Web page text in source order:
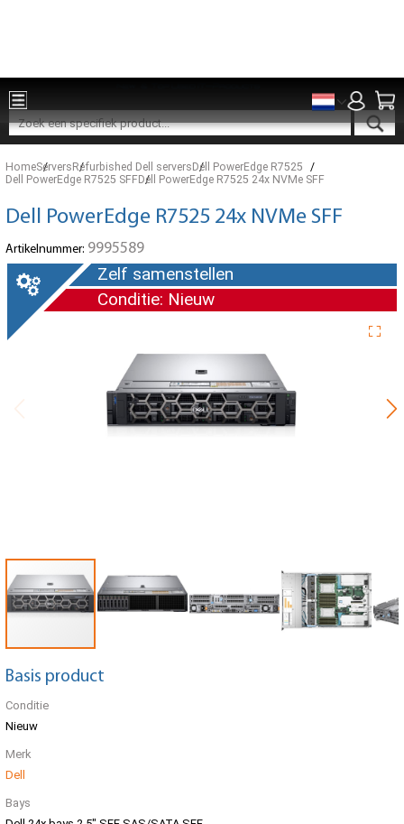
HomeServersRefurbished Dell serversDell PowerEdge R7525
Dell PowerEdge R7525 SFFDell PowerEdge R7525 24x NVMe SFF
Dell PowerEdge R7525 24x NVMe SFF
Artikelnummer: 9995589
Zelf samenstellen
Conditie: Nieuw
Basis product
Conditie
Nieuw
Merk
Dell
Bays